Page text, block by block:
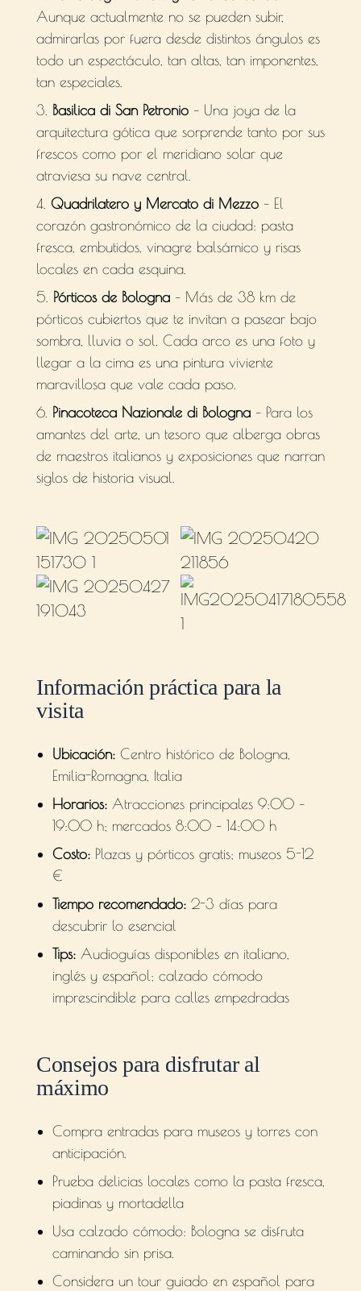
Aunque actualmente no se pueden subir,
admirarlas por fuera desde distintos ángulos es
todo un espectáculo, tan altas, tan imponentes,
tan especiales.
Basilica di San Petronio– Una joya de la
arquitectura gótica que sorprende tanto por sus
frescos como por el meridiano solar que
atraviesa su nave central.
Quadrilatero y Mercato di Mezzo– El
corazón gastronómico de la ciudad: pasta
fresca, embutidos, vinagre balsámico y risas
locales en cada esquina.
Pórticos de Bologna– Más de 38 km de
pórticos cubiertos que te invitan a pasear bajo
sombra, lluvia o sol. Cada arco es una foto y
llegar a la cima es una pintura viviente
maravillosa que vale cada paso.
Pinacoteca Nazionale di Bologna– Para los
amantes del arte, un tesoro que alberga obras
de maestros italianos y exposiciones que narran
siglos de historia visual.
Información práctica para la
visita
Ubicación:Centro histórico de Bologna,
Emilia-Romagna, Italia
Horarios:Atracciones principales 9:00 –
19:00 h; mercados 8:00 – 14:00 h
Costo:Plazas y pórticos gratis; museos 5-12
€
Tiempo recomendado:2-3 días para
descubrir lo esencial
Tips:Audioguías disponibles en italiano,
inglés y español; calzado cómodo
imprescindible para calles empedradas
Consejos para disfrutar al
máximo
Compra entradas para museos y torres con
anticipación.
Prueba delicias locales como la pasta fresca,
piadinas y mortadella
Usa calzado cómodo: Bologna se disfruta
caminando sin prisa.
Considera un tour guiado en español para